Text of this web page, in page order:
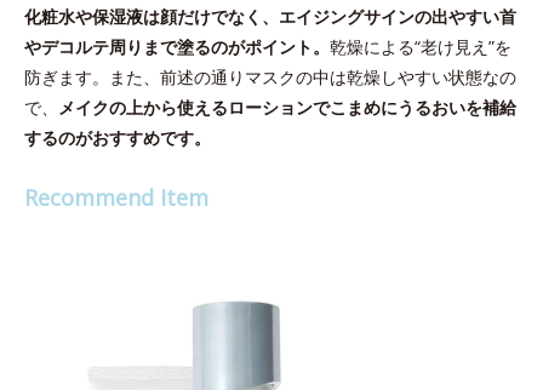
化粧水や保湿液は顔だけでなく、エイジングサインの出やすい首
やデコルテ周りまで塗るのがポイント。 乾燥による“老け見え”を
防ぎます。また、前述の通りマスクの中は乾燥しやすい状態なの
で、 メイクの上から使えるローションでこまめにうるおいを補給
するのがおすすめです。
Recommend Item